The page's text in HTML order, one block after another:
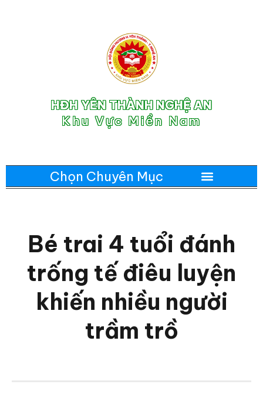
HĐH YÊN THÀNH NGHỆ AN
Khu Vực Miền Nam
Bé trai 4 tuổi đánh
trống tế điêu luyện
khiến nhiều người
trầm trồ